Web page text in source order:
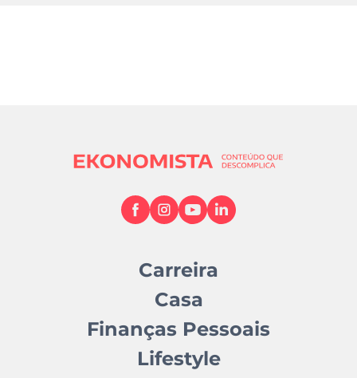
Carreira
Casa
Finanças Pessoais
Lifestyle